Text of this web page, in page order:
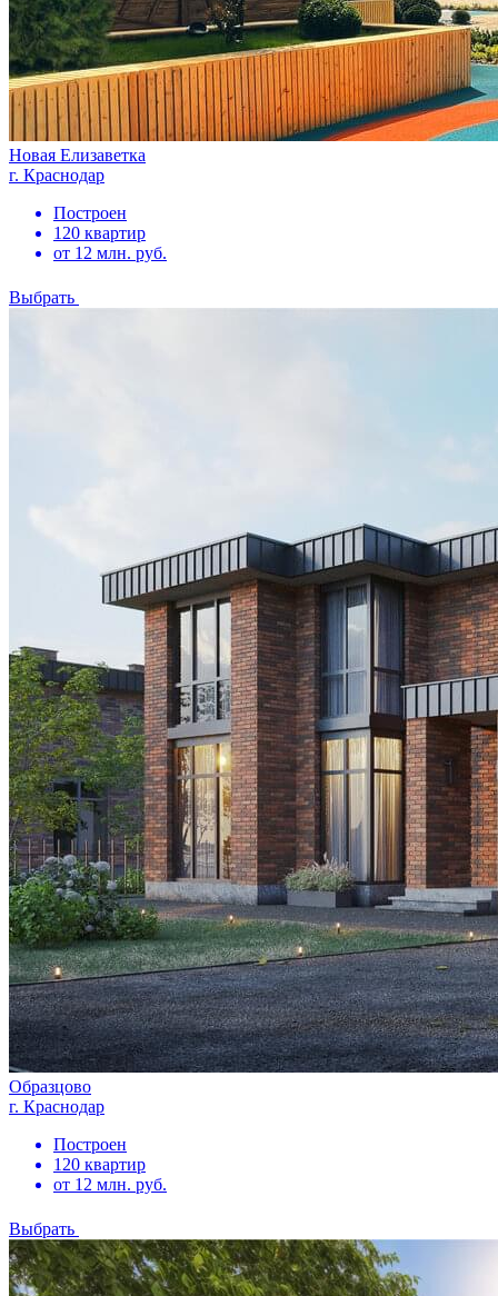
Новая Елизаветка
г. Краснодар
Построен
120 квартир
от 12 млн. руб.
Выбрать
Образцово
г. Краснодар
Построен
120 квартир
от 12 млн. руб.
Выбрать